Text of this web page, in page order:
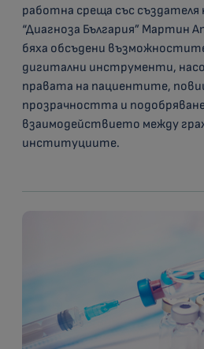
работна среща със
“Диагноза България” Мартин
бяха обсъдени
дигитални инструменти,
правата на пациентите,
прозрачността и
взаимодействието между
институциите.